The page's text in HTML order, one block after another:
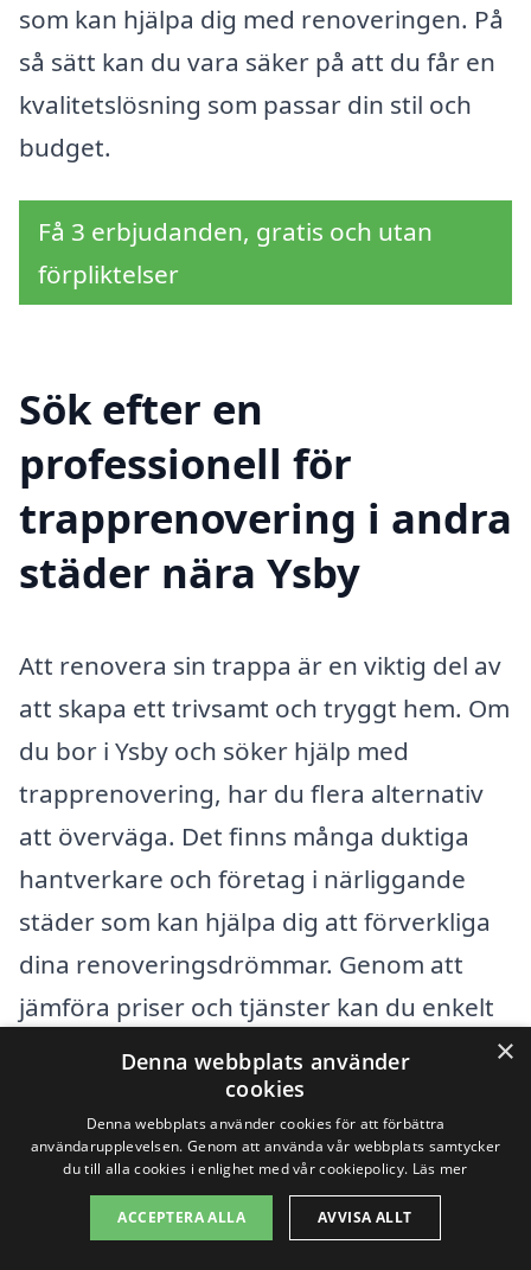
som kan hjälpa dig med renoveringen. På
så sätt kan du vara säker på att du får en
kvalitetslösning som passar din stil och
budget.
Få 3 erbjudanden, gratis och utan
förpliktelser
Sök efter en
professionell för
trapprenovering i andra
städer nära Ysby
Att renovera sin trappa är en viktig del av
att skapa ett trivsamt och tryggt hem. Om
du bor i Ysby och söker hjälp med
trapprenovering, har du flera alternativ
att överväga. Det finns många duktiga
hantverkare och företag i närliggande
städer som kan hjälpa dig att förverkliga
dina renoveringsdrömmar. Genom att
jämföra priser och tjänster kan du enkelt
hitta det bästa erbjudandet för just ditt
När du letar efter företag som erbjuder
trapprenovering i Ysby, kan det vara en
×
Denna webbplats använder
cookies
Denna webbplats använder cookies för att förbättra
användarupplevelsen. Genom att använda vår webbplats samtycker
du till alla cookies i enlighet med vår cookiepolicy. Läs mer
ACCEPTERA ALLA AVVISA ALLT